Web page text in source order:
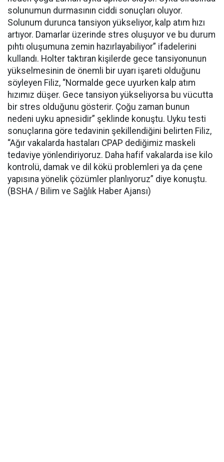
solunumun durmasının ciddi sonuçları oluyor.
Solunum durunca tansiyon yükseliyor, kalp atım hızı
artıyor. Damarlar üzerinde stres oluşuyor ve bu durum
pıhtı oluşumuna zemin hazırlayabiliyor” ifadelerini
kullandı. Holter taktıran kişilerde gece tansiyonunun
yükselmesinin de önemli bir uyarı işareti olduğunu
söyleyen Filiz, “Normalde gece uyurken kalp atım
hızımız düşer. Gece tansiyon yükseliyorsa bu vücutta
bir stres olduğunu gösterir. Çoğu zaman bunun
nedeni uyku apnesidir” şeklinde konuştu. Uyku testi
sonuçlarına göre tedavinin şekillendiğini belirten Filiz,
“Ağır vakalarda hastaları CPAP dediğimiz maskeli
tedaviye yönlendiriyoruz. Daha hafif vakalarda ise kilo
kontrolü, damak ve dil kökü problemleri ya da çene
yapısına yönelik çözümler planlıyoruz” diye konuştu.
(BSHA / Bilim ve Sağlık Haber Ajansı)